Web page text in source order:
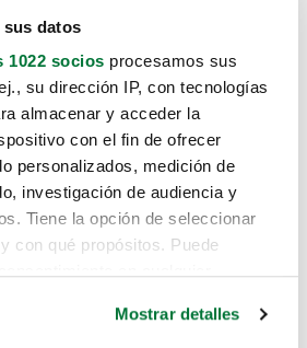
sus datos
1022 socios procesamos sus
su dirección IP, con tecnologías
almacenar y acceder la
con el fin de ofrecer
personalizados, medición de
investigación de audiencia y
Tiene la opción de seleccionar
con qué propósitos. Puede
Mostrar detalles
no sabemos como
hasta aquí.
el coche que estás
de estos enlaces: